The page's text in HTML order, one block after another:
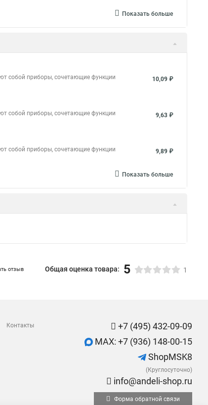
Показать больше
собой приборы, сочетающие функции
10,09 ₽
собой приборы, сочетающие функции
9,63 ₽
собой приборы, сочетающие функции
9,89 ₽
Показать больше
отзыв Общая оценка товара: 5 1
Контакты
+7 (495) 432-09-09
MAX: +7 (936) 148-00-15
ShopMSK8
(Круглосуточно)
info@andeli-shop.ru
Форма обратной связи